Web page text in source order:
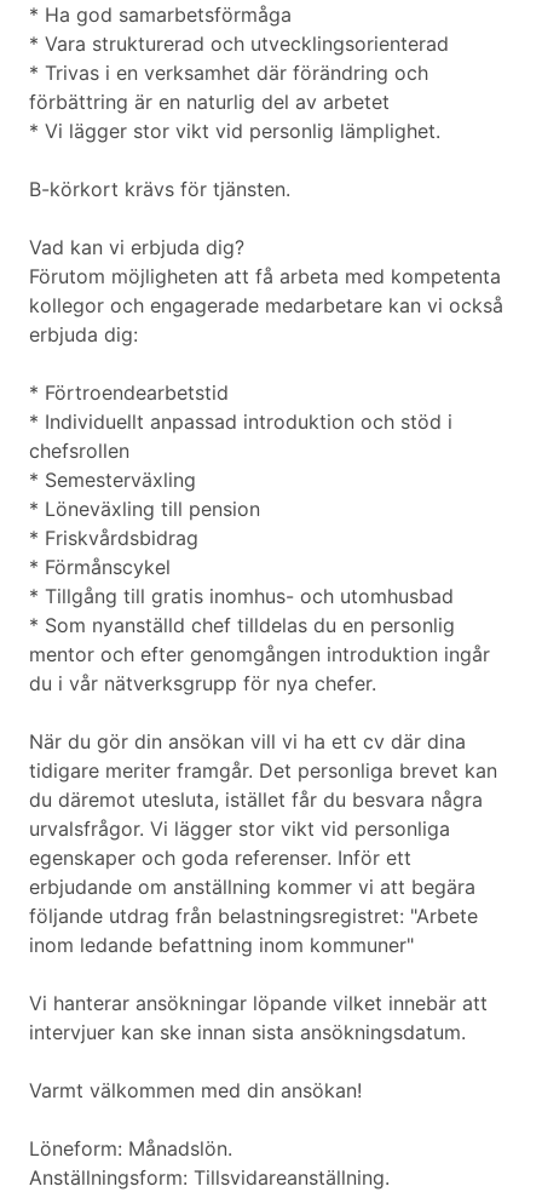
* Ha god samarbetsförmåga
* Vara strukturerad och utvecklingsorienterad
* Trivas i en verksamhet där förändring och
förbättring är en naturlig del av arbetet
* Vi lägger stor vikt vid personlig lämplighet.
B-körkort krävs för tjänsten.
Vad kan vi erbjuda dig?
Förutom möjligheten att få arbeta med kompetenta
kollegor och engagerade medarbetare kan vi också
erbjuda dig:
* Förtroendearbetstid
* Individuellt anpassad introduktion och stöd i
chefsrollen
* Semesterväxling
* Löneväxling till pension
* Friskvårdsbidrag
* Förmånscykel
* Tillgång till gratis inomhus- och utomhusbad
* Som nyanställd chef tilldelas du en personlig
mentor och efter genomgången introduktion ingår
du i vår nätverksgrupp för nya chefer.
När du gör din ansökan vill vi ha ett cv där dina
tidigare meriter framgår. Det personliga brevet kan
du däremot utesluta, istället får du besvara några
urvalsfrågor. Vi lägger stor vikt vid personliga
egenskaper och goda referenser. Inför ett
erbjudande om anställning kommer vi att begära
följande utdrag från belastningsregistret: "Arbete
inom ledande befattning inom kommuner"
Vi hanterar ansökningar löpande vilket innebär att
intervjuer kan ske innan sista ansökningsdatum.
Varmt välkommen med din ansökan!
Löneform: Månadslön.
Anställningsform: Tillsvidareanställning.